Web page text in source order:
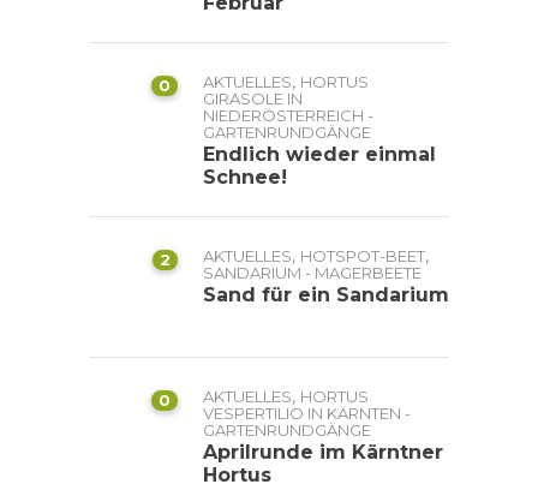
0 AKTUELLES, HORTUS
GIRASOLE IN
NIEDERÖSTERREICH -
GARTENRUNDGÄNGE
Endlich wieder einmal
Schnee!
2 AKTUELLES, HOTSPOT-BEET,
SANDARIUM - MAGERBEETE
Sand für ein Sandarium
0 AKTUELLES, HORTUS
VESPERTILIO IN KÄRNTEN -
GARTENRUNDGÄNGE
Aprilrunde im Kärntner
Hortus